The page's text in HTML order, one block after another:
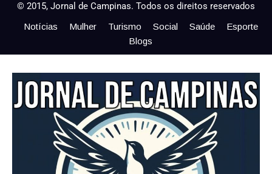
© 2015, Jornal de Campinas. Todos os direitos reservados
Notícias Mulher Turismo Social Saúde
Esporte
Blogs